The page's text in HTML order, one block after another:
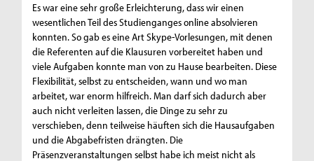
Es war eine sehr große Erleichterung, dass wir einen
wesentlichen Teil des Studienganges online absolvieren
konnten. So gab es eine Art Skype-Vorlesungen, mit denen
die Referenten auf die Klausuren vorbereitet haben und
viele Aufgaben konnte man von zu Hause bearbeiten. Diese
Flexibilität, selbst zu entscheiden, wann und wo man
arbeitet, war enorm hilfreich. Man darf sich dadurch aber
auch nicht verleiten lassen, die Dinge zu sehr zu
verschieben, denn teilweise häuften sich die Hausaufgaben
und die Abgabefristen drängten. Die
Präsenzveranstaltungen selbst habe ich meist nicht als